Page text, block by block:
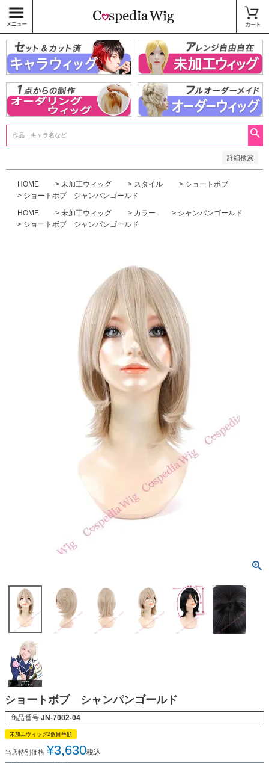
詳細検索
〜
商品タグ
キャラウィッグ
未加工ウィッグ
ベースウィッグ
衣装
SALE中
HOME 未加工ウィッグ スタイル
ショートボブ
ショートボブ シャンパンゴールド
HOME 未加工ウィッグ カラー
シャンパンゴールド
ショートボブ シャンパンゴールド
ショートボブ シャンパンゴールド
商品番号 JN-7002-04
未加工ウィッグ2個目半額
当店特別価格 ¥3,630税込